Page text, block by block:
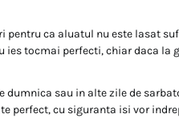
pentru ca aluatul nu este lasat
tocmai perfecti, chiar daca la
dumnica sau in alte zile de
perfect, cu siguranta isi vor